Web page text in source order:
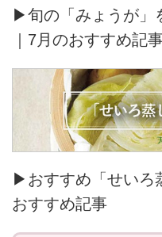
▶旬の「みょうが」
｜7月のおすすめ記
▶おすすめ「せいろ
おすすめ記事